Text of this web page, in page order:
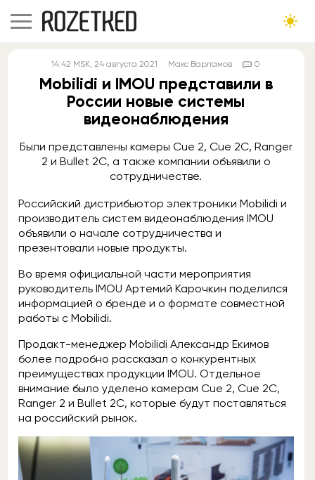
14:42 MSK, 24 августа 2021 Макс Варламов 0
Mobilidi и IMOU представили в
России новые системы
видеонаблюдения
Были представлены камеры Cue 2, Cue 2C, Ranger
2 и Bullet 2C, а также компании объявили о
сотрудничестве.
Российский дистрибьютор электроники Mobilidi и
производитель систем видеонаблюдения IMOU
объявили о начале сотрудничества и
презентовали новые продукты.
Во время официальной части мероприятия
руководитель IMOU Артемий Карочкин поделился
информацией о бренде и о формате совместной
работы с Mobilidi.
Продакт-менеджер Mobilidi Александр Екимов
более подробно рассказал о конкурентных
преимуществах продукции IMOU. Отдельное
внимание было уделено камерам Cue 2, Cue 2C,
Ranger 2 и Bullet 2C, которые будут поставляться
на российский рынок.